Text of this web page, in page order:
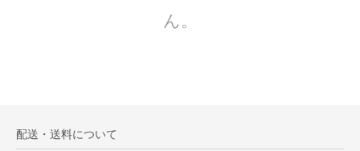
ん。
配送・送料について